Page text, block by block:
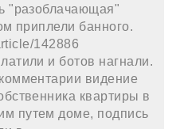
"разоблачающая"
приплели банного.
142886
и ботов нагнали.
видение
квартиры в
путем доме, подпись